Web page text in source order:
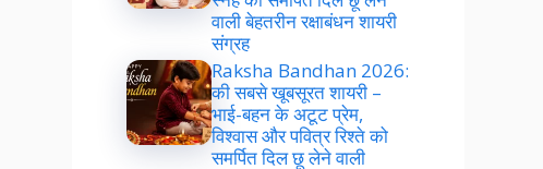
वाली बेहतरीन रक्षाबंधन शायरी
संग्रह
Raksha Bandhan 2026:
की सबसे खूबसूरत शायरी –
भाई-बहन के अटूट प्रेम,
विश्वास और पवित्र रिश्ते को
समर्पित दिल छू लेने वाली